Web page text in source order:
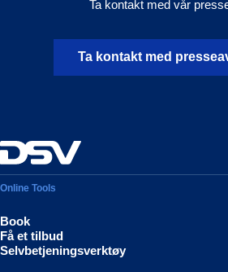
Ta kontakt med vår
Ta kontakt med
Online Tools
Book
Få et tilbud
Selvbetjeningsverktøy